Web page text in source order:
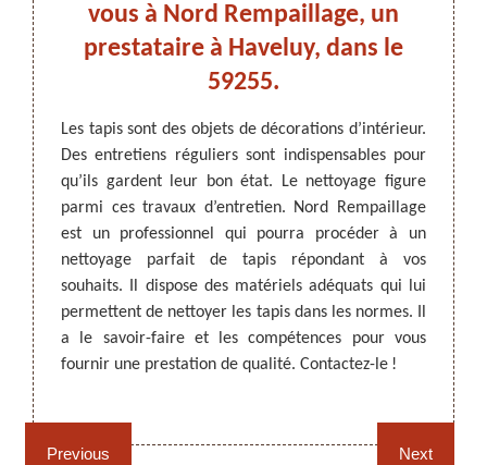
ARTISAN DEZITTER, REMPAILLAGE -
CANNAGE - RECOLLAGE, 59 NORD
chaises et sièges 59
Cannage fauteuil, chaises
et sièges 59
Previous
de
par
un
de
une
à
vous à Nord Rempaillage, un
prestataire à Haveluy, dans le
59255.
Les tapis sont des objets de décorations d’intérieur.
Des entretiens réguliers sont indispensables pour
qu’ils gardent leur bon état. Le nettoyage figure
parmi ces travaux d’entretien. Nord Rempaillage
est un professionnel qui pourra procéder à un
nettoyage parfait de tapis répondant à vos
souhaits. Il dispose des matériels adéquats qui lui
permettent de nettoyer les tapis dans les normes. Il
a le savoir-faire et les compétences pour vous
fournir une prestation de qualité. Contactez-le !
Nord
bien
vos
vos
devis
Next